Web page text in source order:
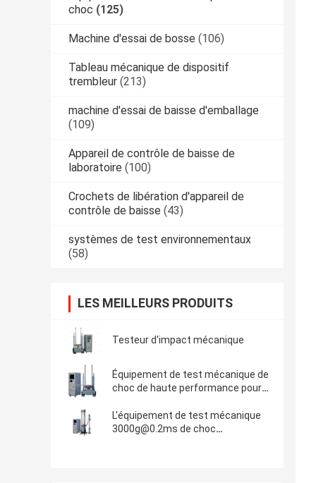
choc (125)
Machine d'essai de bosse (106)
Tableau mécanique de dispositif
trembleur (213)
machine d'essai de baisse d'emballage
(109)
Appareil de contrôle de baisse de
laboratoire (100)
Crochets de libération d'appareil de
contrôle de baisse (43)
systèmes de test environnementaux
(58)
LES MEILLEURS PRODUITS
Testeur d'impact mécanique
Équipement de test mécanique de
choc de haute performance pour
6ms
L'équipement de test mécanique
3000g@0.2ms de choc